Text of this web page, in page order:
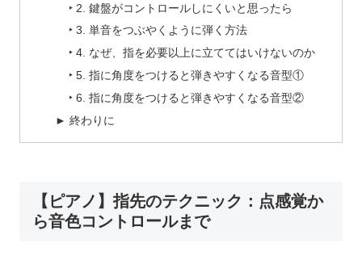
‣ 2. 鍵盤がコントロールしにくいと思ったら
‣ 3. 単音をつぶやくように弾く方法
‣ 4. なぜ、指を必要以上に立ててはいけないのか
‣ 5. 指に角度をつけると弾きやすくなる音型①
‣ 6. 指に角度をつけると弾きやすくなる音型②
► 終わりに
【ピアノ】指先のテクニック：点感覚か
ら音色コントロールまで